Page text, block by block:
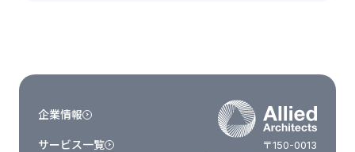
〒150-0013
企業情報
サービス一覧